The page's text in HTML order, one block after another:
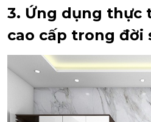
3. Ứng dụng thực
cao cấp trong đời